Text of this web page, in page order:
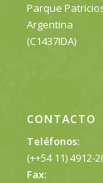
Parque
Argentina
(C1437IDA)
CONTACTO
Teléfonos:
(++54 11) 4912-
Fax: